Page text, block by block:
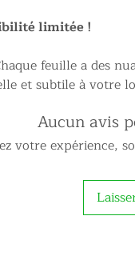
limitée !
feuille a des
et subtile à votre
Aucun avis
votre expérience,